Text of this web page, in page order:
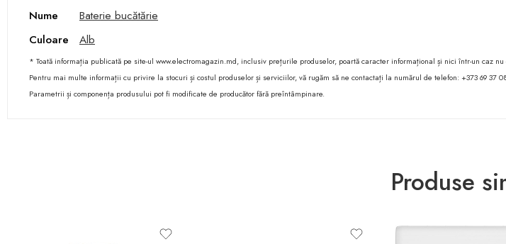
Nume
Baterie bucătărie
Culoare
Alb
* Toată informația publicată pe site-ul www.electromagazin.md, inclusiv prețurile produselor, poartă caracter informațional și nici într-un caz
Pentru mai multe informații cu privire la stocuri și costul produselor și serviciilor, vă rugăm să ne contactați la numărul de telefon: +373 69 37
Parametrii și componența produsului pot fi modificate de producător fără preîntâmpinare.
Produse